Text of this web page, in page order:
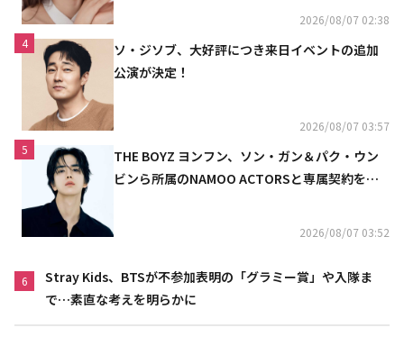
2026/08/07 02:38
4
ソ・ジソブ、大好評につき来日イベントの追加
公演が決定！
2026/08/07 03:57
5
THE BOYZ ヨンフン、ソン・ガン＆パク・ウン
ビンら所属のNAMOO ACTORSと専属契約を締
2026/08/07 03:52
6
Stray Kids、BTSが不参加表明の「グラミー賞」や入隊ま
で…素直な考えを明らかに